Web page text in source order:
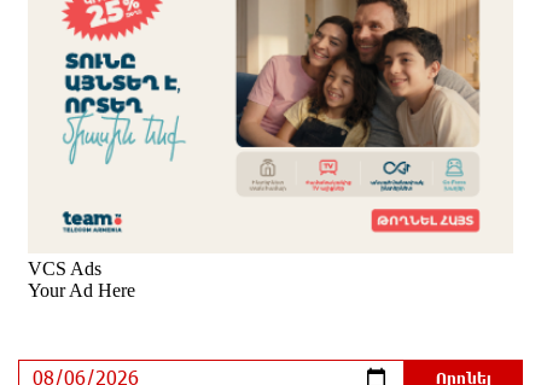
3 ժամ առաջ
Կարենիսի Առաքելոց վանք, 5-րդ դար.
պաշտպանենք մեր եկեղեցին․ Մենուա Սողոմոնյան
3 ժամ առաջ
նեղուցով նոր երթուղու կոորդինատները
Բաղդասարյանին